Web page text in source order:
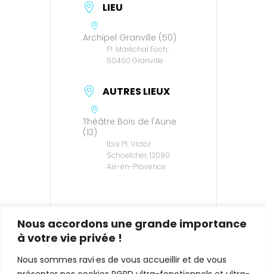
Nous accordons une grande importance
à votre vie privée !
Nous sommes ravi·es de vous accueillir et de vous
LIEU
Archipel Granville (50)
Pl. Maréchal Foch,
50400 Granville
AUTRES LIEUX
Théâtre Bois de l'Aune
(13)
1bis Pl. Victor
Schoelcher, 13090
Aix-en-Provence